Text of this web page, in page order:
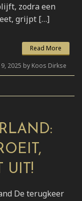
zodra een
grijpt […]
Read More
2025 by Koos Dirkse
UIT!
De terugkeer